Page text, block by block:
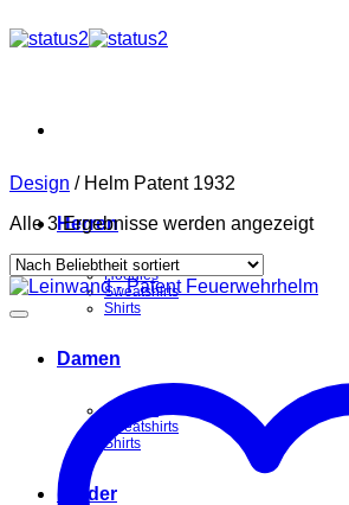
Inhalt
Herren
Hoodies
Sweatshirts
Shirts
Damen
Hoodies
Sweatshirts
Shirts
Kinder
Design /Helm Patent 1932
Alle 3 Ergebnisse werden angezeigtNach